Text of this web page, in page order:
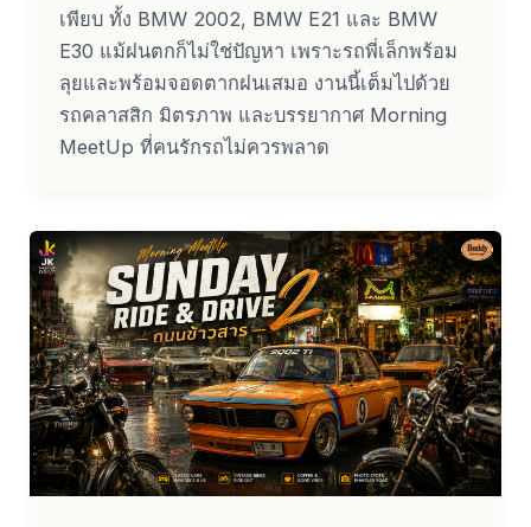
เพียบ ทั้ง BMW 2002, BMW E21 และ BMW
E30 แม้ฝนตกก็ไม่ใช่ปัญหา เพราะรถพี่เล็กพร้อม
ลุยและพร้อมจอดตากฝนเสมอ งานนี้เต็มไปด้วย
รถคลาสสิก มิตรภาพ และบรรยากาศ Morning
MeetUp ที่คนรักรถไม่ควรพลาด